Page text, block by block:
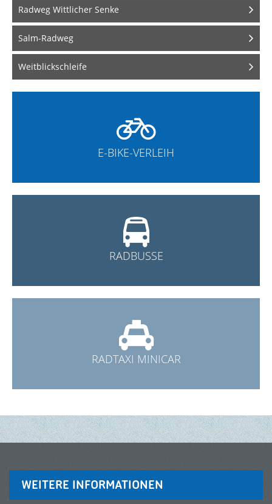
Radweg Wittlicher Senke
Salm-Radweg
Weitblickschleife

E-BIKE-VERLEIH

RADBUSSE

RADTAXI MINICAR
WEITERE INFORMATIONEN